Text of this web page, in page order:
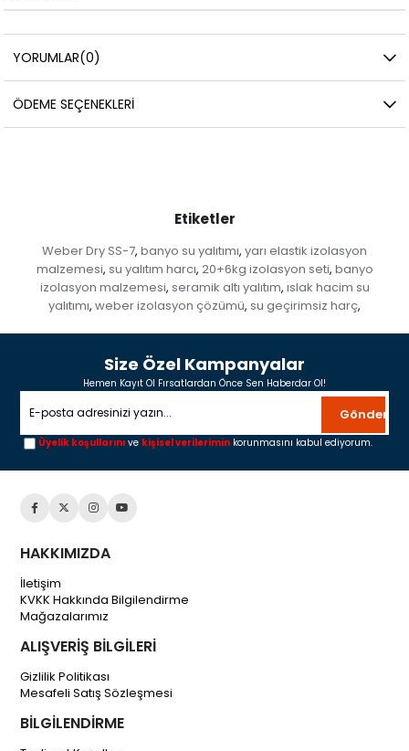
YORUMLAR(0)
ÖDEME SEÇENEKLERI
Etiketler
Weber Dry SS-7, banyo su yalıtımı, yarı elastik izolasyon
malzemesi, su yalıtım harcı, 20+6kg izolasyon seti, banyo
izolasyon malzemesi, seramik altı yalıtım, ıslak hacim su
yalıtımı, weber izolasyon çözümü, su geçirimsiz harç,
Size Özel Kampanyalar
Hemen Kayıt Ol Fırsatlardan Önce Sen Haberdar Ol!
Gönder
Üyelik koşullarını ve kişisel verilerimin korunmasını kabul ediyorum.
HAKKIMIZDA
İletişim
KVKK Hakkında Bilgilendirme
Mağazalarımız
ALIŞVERİŞ BİLGİLERİ
Gizlilik Politikası
Mesafeli Satış Sözleşmesi
BİLGİLENDİRME